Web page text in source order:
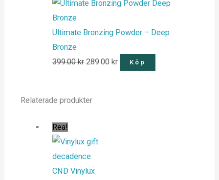
Ultimate Bronzing Powder – Deep
Bronze
399.00kr 289.00kr Köp
Relaterade produkter
Rea!
CND Vinylux